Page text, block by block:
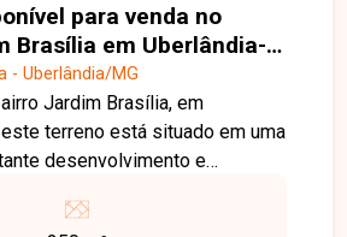
para venda no
Brasília em Uberlândia-
- Uberlândia/MG
Jardim Brasília, em
terreno está situado em uma
desenvolvimento e
vias da cidade e próximo a